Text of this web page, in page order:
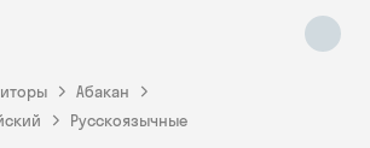
Абакан
Русскоязычные